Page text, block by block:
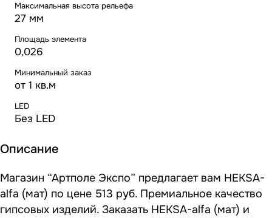
Максимальная высота рельефа
27 мм
Площадь элемента
0,026
Минимальный заказ
от 1 кв.м
LED
Без LED
Описание
Магазин “Артполе Экспо” предлагает вам HEKSA-
alfa (мат) по цене 513 руб. Премиальное качество
гипсовых изделий. Заказать HEKSA-alfa (мат) и